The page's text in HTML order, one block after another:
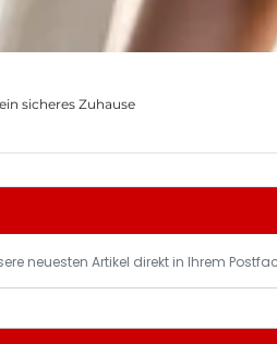
sicheres Zuhause
neuesten Artikel direkt in Ihrem